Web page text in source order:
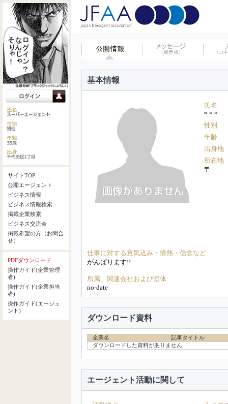
サイトTOP
公開エージェント
ビジネス情報
ビジネス情報検索
掲載企業検索
ビジネス交流会
掲載希望の方（お問合
せ）
PDFダウンロード
操作ガイド(企業管理
者)
操作ガイド(企業担当
者)
操作ガイド(エージェ
ント)
基本情報
氏名
* * *
性別
年齢
出身地
所在地
〒-
仕事に対する意気込み・情熱・信念など
がんばります!!
所属、関連会社および団体
no-date
ダウンロード資料
企業名
記事タイトル
ダウンロードした資料がありません
エージェント活動に関して